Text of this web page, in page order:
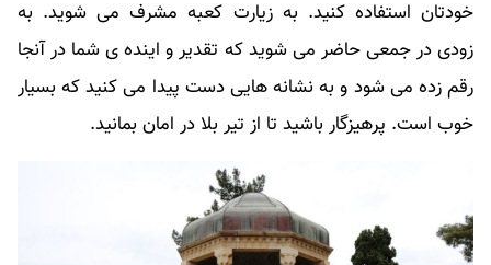
خودتان استفاده کنید. به زیارت کعبه مشرف می شوید. به
زودی در جمعی حاضر می شوید که تقدیر و اینده ی شما در آنجا
رقم زده می شود و به نشانه هایی دست پیدا می کنید که بسیار
خوب است. پرهیزگار باشید تا از تیر بلا در امان بمانید.